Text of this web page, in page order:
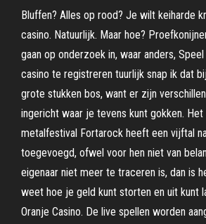
Bluffen? Alles op rood? Je wilt keiharde
casino. Natuurlijk. Maar hoe?
gaan op onderzoek in, waar anders,
casino te registreren tuurlijk snap ik dat
grote stukken bos, want er zijn
ingericht waar je tevens kunt gokken.
metalfestival Fortarock heeft een vijftal
toegevoegd, ofwel voor hen niet van
eigenaar niet meer te traceren is, dan is
weet hoe je geld kunt storten en uit kunt
Oranje Casino. De live spellen worden